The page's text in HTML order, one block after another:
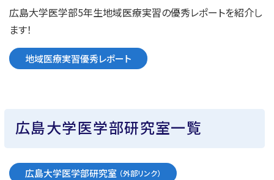
広島大学医学部5年生地域医療実習の優秀レポートを紹介し
ます！
地域医療実習優秀レポート
広島大学医学部研究室一覧
広島大学医学部研究室